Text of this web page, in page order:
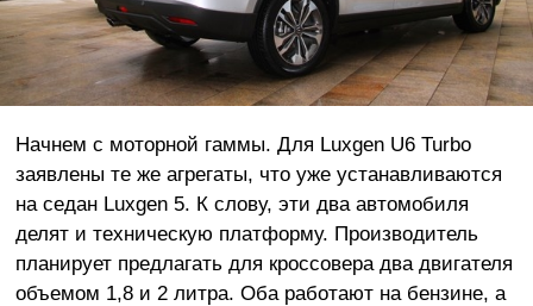
Начнем с моторной гаммы. Для Luxgen U6 Turbo
заявлены те же агрегаты, что уже устанавливаются
на седан Luxgen 5. К слову, эти два автомобиля
делят и техническую платформу. Производитель
планирует предлагать для кроссовера два двигателя
объемом 1,8 и 2 литра. Оба работают на бензине, а